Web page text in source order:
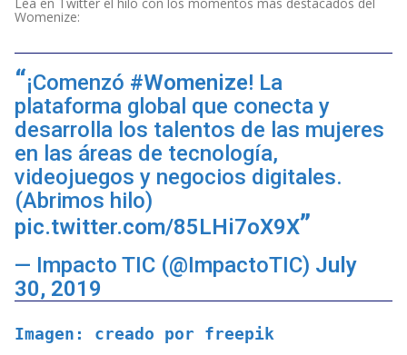
Womenize:
¡Comenzó #Womenize! La
plataforma global que conecta y
desarrolla los talentos de las mujeres
en las áreas de tecnología,
videojuegos y negocios digitales.
(Abrimos hilo)
pic.twitter.com/85LHi7oX9X
— Impacto TIC (@ImpactoTIC) July
30, 2019
Imagen: creado por freepik